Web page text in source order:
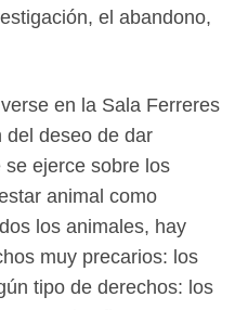
el abandono,
en la Sala Ferreres
del deseo de dar
ejerce sobre los
animal como
los animales, hay
muy precarios: los
tipo de derechos: los